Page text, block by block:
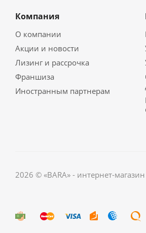
Компания
О компании
Акции и новости
Лизинг и рассрочка
Франшиза
Иностранным партнерам
2026 © «BARA» - интернет-